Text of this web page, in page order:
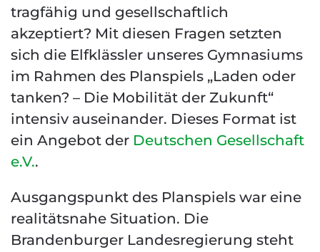
tragfähig und gesellschaftlich
akzeptiert? Mit diesen Fragen setzten
sich die Elfklässler unseres Gymnasiums
im Rahmen des Planspiels „Laden oder
tanken? – Die Mobilität der Zukunft“
intensiv auseinander. Dieses Format ist
ein Angebot der Deutschen Gesellschaft
e.V..
Ausgangspunkt des Planspiels war eine
realitätsnahe Situation. Die
Brandenburger Landesregierung steht